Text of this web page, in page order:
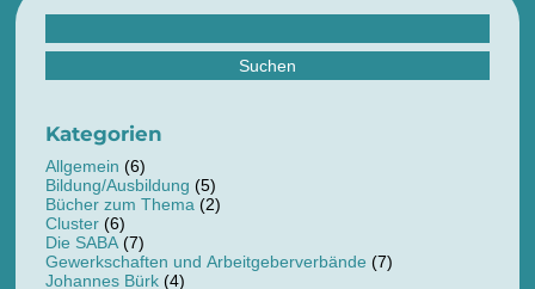
nach:
Kategorien
Allgemein (6)
Bildung/Ausbildung (5)
Bücher zum Thema (2)
Cluster(6)
Die SABA(7)
Gewerkschaften und Arbeitgeberverbände (7)
Johannes Bürk(4)